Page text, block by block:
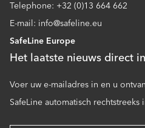
Telephone: +32 (0)13 664 662
E-mail: info@safeline.eu
SafeLine Europe
Het laatste nieuws direct
Voer uw e-mailadres in en u
SafeLine automatisch rechtstreeks